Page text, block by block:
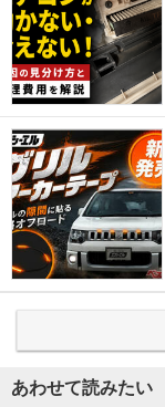
あわせて読みたい